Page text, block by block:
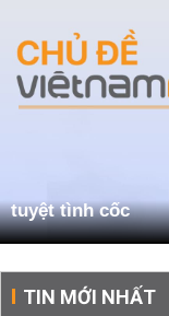
tuyệt tình cốc
TIN MỚI NHẤT